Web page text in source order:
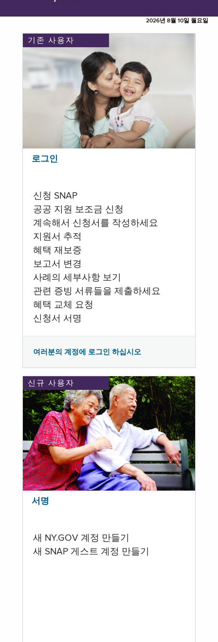
2026년 8월 10일 월요일
기존 사용자
로그인
신청 SNAP
공공 지원 보조금 신청
계속해서 신청서를 작성하세요
지원서 추적
혜택 재보증
보고서 변경
사례의 세부사항 보기
관련 증빙 서류들을 제출하세요
혜택 교체 요청
신청서 서명
여러분의 계정에 로그인 하십시오
신규 사용자
서명
새 NY.GOV 계정 만들기
새 SNAP 게스트 계정 만들기